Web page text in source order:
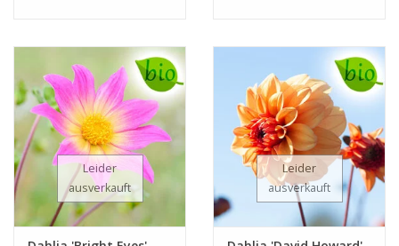
Leider
ausverkauft
Leider
ausverkauft